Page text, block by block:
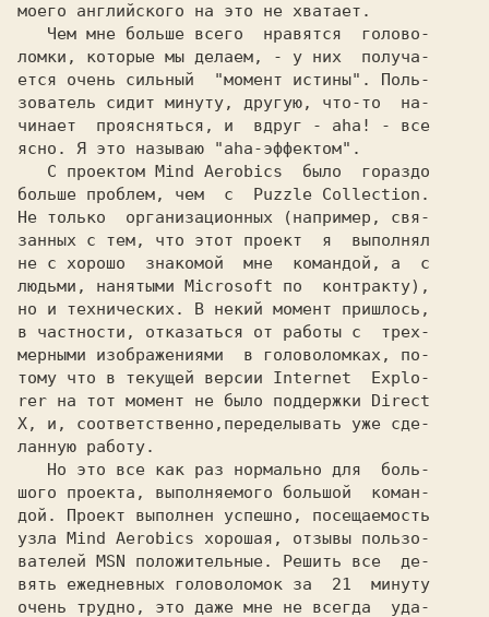
моего английского на это не хватает.
ломки, которые мы делаем, - у них  получа-
ется очень сильный  "момент истины". Поль-
зователь сидит минуту, другую, что-то  на-
чинает  проясняться, и  вдруг - aha! - все
ясно. Я это называю "aha-эффектом".
   С проектом
Mind Aerobics было  гораздо
больше проблем, чем  с Puzzle Collection.
Не только  организационных (например, свя-
занных с тем, что этот проект  я  выполнял
не с хорошо  знакомой  мне  командой, а  с
людьми, нанятыми Microsoft по  контракту),
но и технических. В некий момент пришлось,
в частности, отказаться от работы с  трех-
мерными изображениями  в головоломках, по-
тому что в текущей версии Internet  Explo-
rer на тот момент не было поддержки Direct
X, и, соответственно,переделывать уже сде-
ланную работу.
шого проекта, выполняемого большой  коман-
дой. Проект выполнен успешно, посещаемость
узла Mind Aerobics хорошая, отзывы пользо-
вателей MSN положительные. Решить все  де-
вять ежедневных головоломок за  21  минуту
очень трудно, это даже мне не всегда  уда-